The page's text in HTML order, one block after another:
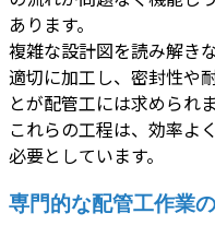
あります。
複雑な設計図を読み解き
適切に加工し、密封性や
とが配管工には求められま
これらの工程は、効率よ
必要としています。
専門的な配管工作業